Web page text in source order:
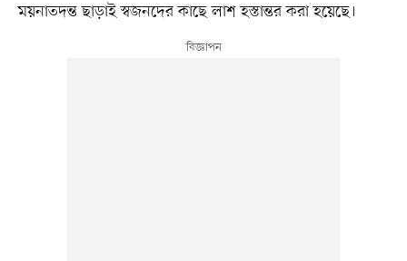
ময়নাতদন্ত ছাড়াই স্বজনদের কাছে লাশ হস্তান্তর করা হয়েছে।